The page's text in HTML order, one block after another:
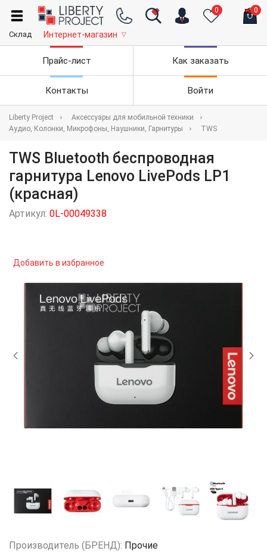
0 0
Склад Интернет-магазин ▽
Прайс-лист Как заказать
Контакты Войти
Liberty Project
Аксессуары для мобильной техники
Аудио, Колонки, Микрофоны, Наушники, Гарнитуры
TWS
TWS Bluetooth беспроводная
гарнитура Lenovo LivePods LP1
(красная)
Артикул: 0L-00049338
Добавить в избранное
Производитель (БРЕНД): Прочие